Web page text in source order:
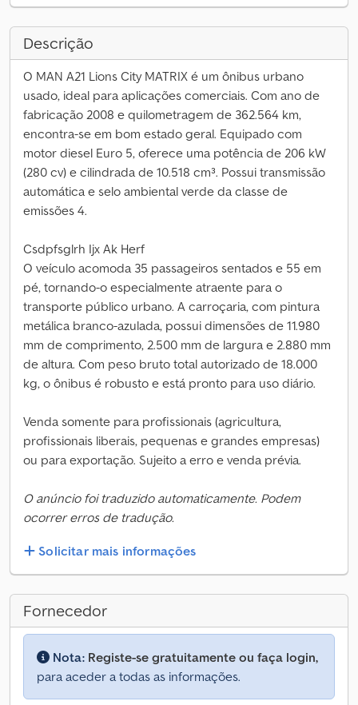
Descrição
O MAN A21 Lions City MATRIX é um ônibus urbano
usado, ideal para aplicações comerciais. Com ano de
fabricação 2008 e quilometragem de 362.564 km,
encontra-se em bom estado geral. Equipado com
motor diesel Euro 5, oferece uma potência de 206 kW
(280 cv) e cilindrada de 10.518 cm³. Possui transmissão
automática e selo ambiental verde da classe de
emissões 4.
Csdpfsglrh Ijx Ak Herf
O veículo acomoda 35 passageiros sentados e 55 em
pé, tornando-o especialmente atraente para o
transporte público urbano. A carroçaria, com pintura
metálica branco-azulada, possui dimensões de 11.980
mm de comprimento, 2.500 mm de largura e 2.880 mm
de altura. Com peso bruto total autorizado de 18.000
kg, o ônibus é robusto e está pronto para uso diário.
Venda somente para profissionais (agricultura,
profissionais liberais, pequenas e grandes empresas)
ou para exportação. Sujeito a erro e venda prévia.
O anúncio foi traduzido automaticamente. Podem
ocorrer erros de tradução.
Solicitar mais informações
Fornecedor
Nota: Registe-se gratuitamente ou faça login,
para aceder a todas as informações.